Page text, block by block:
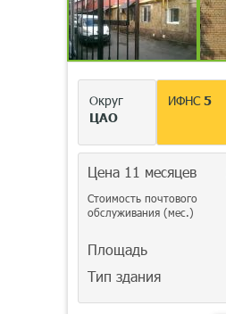
Округ
ЦАО
ИФНС5
Цена 11 месяцев
Стоимость почтового
обслуживания (мес.)
Площадь
Тип здания